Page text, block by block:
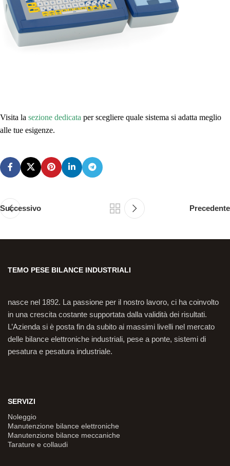
Visita la sezione dedicata per scegliere quale sistema si adatta meglio
alle tue esigenze.
Successivo Precedente
TEMO PESE BILANCE INDUSTRIALI
nasce nel 1892. La passione per il nostro lavoro, ci ha coinvolto
in una crescita costante supportata dalla validità dei risultati.
L’Azienda si è posta fin da subito ai massimi livelli nel mercato
delle bilance elettroniche industriali, pese a ponte, sistemi di
pesatura e pesatura industriale.
SERVIZI
Noleggio
Manutenzione bilance elettroniche
Manutenzione bilance meccaniche
Tarature e collaudi